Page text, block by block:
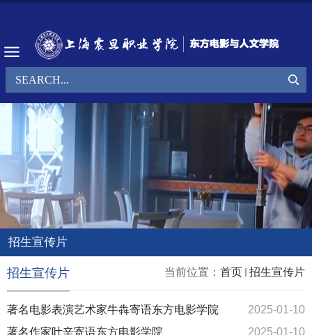
招生宣传片
当前位置： 首页 招生宣传片
招生宣传片
著名电影表演艺术家牛犇寄语东方电影学院
2025-01-10
著名作家叶辛寄语东方电影学院
2025-01-10